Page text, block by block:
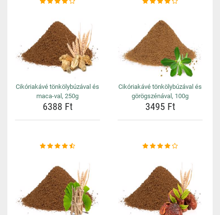
Cikóriakávé tönkölybúzával és
maca-val, 250g
6388 Ft
Cikóriakávé tönkölybúzával és
görögszénával, 100g
3495 Ft